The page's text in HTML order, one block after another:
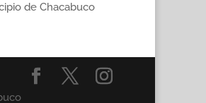
de Chacabuco